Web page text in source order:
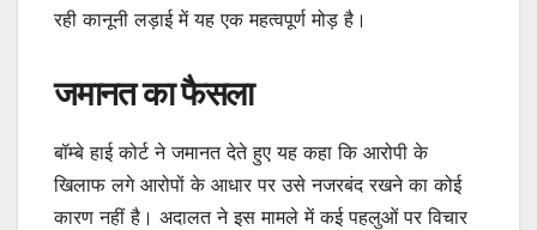
रही कानूनी लड़ाई में यह एक महत्वपूर्ण मोड़ है।
जमानत का फैसला
बॉम्बे हाई कोर्ट ने जमानत देते हुए यह कहा कि आरोपी के
खिलाफ लगे आरोपों के आधार पर उसे नजरबंद रखने का कोई
कारण नहीं है। अदालत ने इस मामले में कई पहलुओं पर विचार